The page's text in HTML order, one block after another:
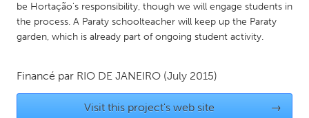
Pittsburgh, PA
Portland, OR
Poughkeepsie, NY
Rhode Island
San Francisco, CA
San Jose, CA
Seattle, WA
be Hortação's responsibility, though we will engage students in
the process. A Paraty schoolteacher will keep up the Paraty
garden, which is already part of ongoing student activity.
Financé par RIO DE JANEIRO (July 2015)
Visit this project's web site →